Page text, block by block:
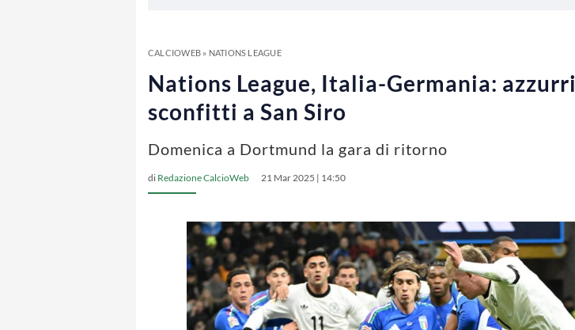
CALCIOWEB» NATIONS LEAGUE
Nations League, Italia-Germania: azzurri
sconfitti a San Siro
Domenica a Dortmund la gara di ritorno
di Redazione CalcioWeb 21 Mar 2025 | 14:50